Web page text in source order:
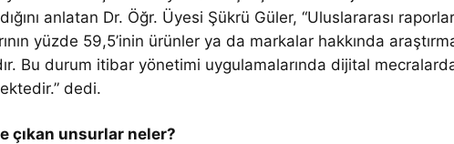
anlatan Dr. Öğr. Üyesi Şükrü Güler, “Uluslararası raporlar
yüzde 59,5’inin ürünler ya da markalar hakkında
Bu durum itibar yönetimi uygulamalarında dijital
dedi.
çıkan unsurlar neler?